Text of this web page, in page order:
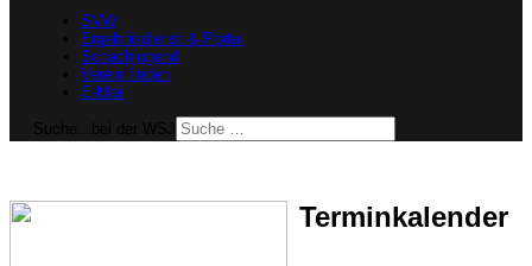
SVW
Ergebnisdienst & Portal
Schachjugend
Verein finden
E-Mail
Terminkalender